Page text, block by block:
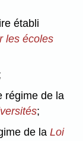
établi
les écoles
régime de la
;
de la Loi